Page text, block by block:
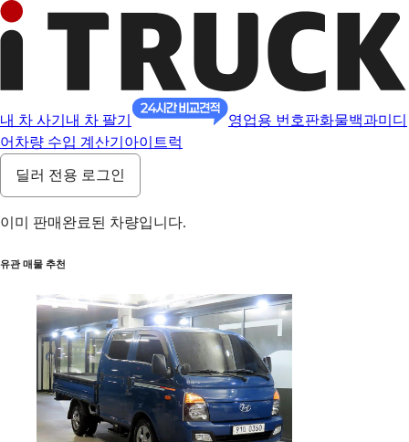
내 차 사기 내 차 팔기 영업용 번호판화물백과미디
어 차량 수입 계산기 아이트럭
딜러 전용 로그인
이미 판매완료된 차량입니다.
유관 매물 추천